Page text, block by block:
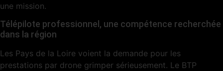
une mission.
Télépilote professionnel, une compétence recherchée
dans la région
Les Pays de la Loire voient la demande pour les
prestations par drone grimper sérieusement. Le BTP